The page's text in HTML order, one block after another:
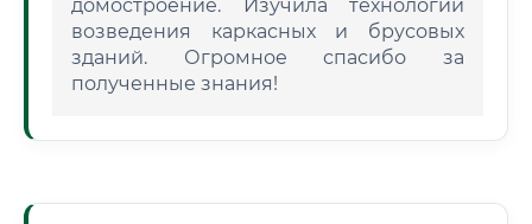
домостроение. Изучила технологии
возведения каркасных и брусовых
зданий. Огромное спасибо за
полученные знания!